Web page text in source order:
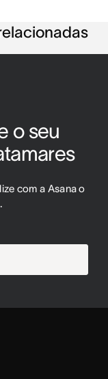
o seu
com a Asana o